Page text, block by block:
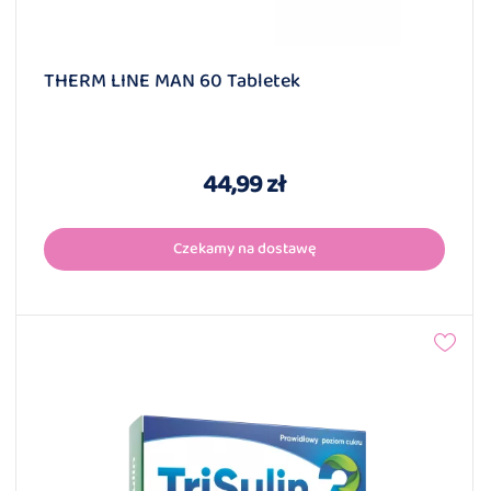
THERM LINE MAN 60 Tabletek
44,99 zł
Czekamy na dostawę